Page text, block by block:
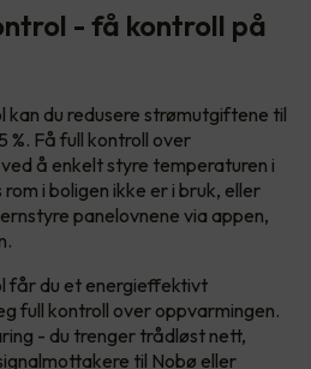
- få kontroll på
kan du redusere strømutgiftene til
%. Få full kontroll over
å enkelt styre temperaturen i
i boligen ikke er i bruk, eller
panelovnene via appen,
får du et energieffektivt
full kontroll over oppvarmingen.
- du trenger trådløst nett,
til Nobø eller